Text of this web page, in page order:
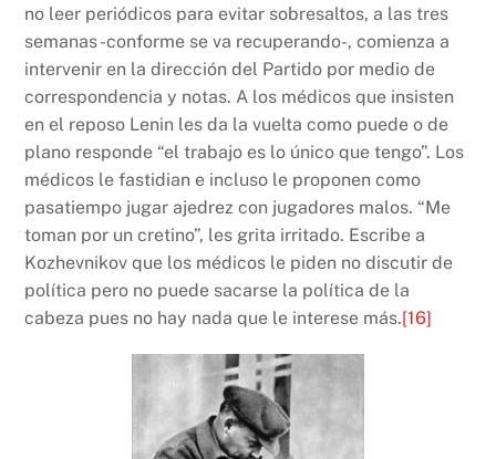
no leer periódicos para evitar sobresaltos, a las tres
semanas -conforme se va recuperando-, comienza a
intervenir en la dirección del Partido por medio de
correspondencia y notas. A los médicos que insisten
en el reposo Lenin les da la vuelta como puede o de
plano responde “el trabajo es lo único que tengo”. Los
médicos le fastidian e incluso le proponen como
pasatiempo jugar ajedrez con jugadores malos. “Me
toman por un cretino”, les grita irritado. Escribe a
Kozhevnikov que los médicos le piden no discutir de
política pero no puede sacarse la política de la
cabeza pues no hay nada que le interese más.[16]